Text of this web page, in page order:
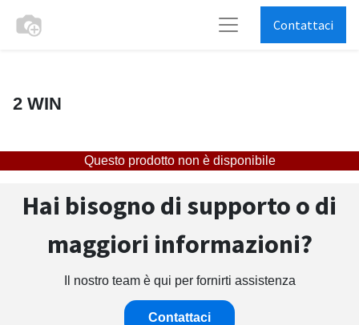
Contattaci
2 WIN
Questo prodotto non è disponibile
Hai bisogno di supporto o di
maggiori informazioni?
Il nostro team è qui per fornirti assistenza
Contattaci